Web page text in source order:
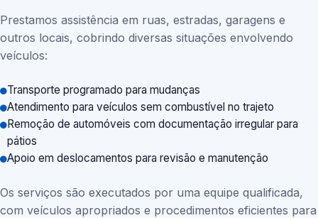
Prestamos assistência em ruas, estradas, garagens e
outros locais, cobrindo diversas situações envolvendo
veículos:
Transporte programado para mudanças
Atendimento para veículos sem combustível no trajeto
Remoção de automóveis com documentação irregular para
pátios
Apoio em deslocamentos para revisão e manutenção
Os serviços são executados por uma equipe qualificada,
com veículos apropriados e procedimentos eficientes para